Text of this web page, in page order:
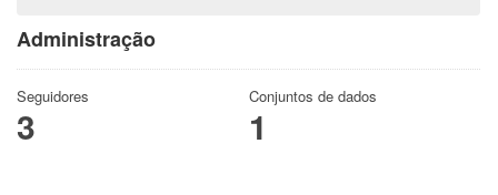
Administração
Seguidores
3
Conjuntos de dados
1